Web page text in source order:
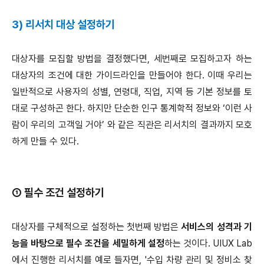
3) 리서치 대상 설정하기
대상자를 모집할 방법을 결정했다면, 세번째로 모집하고자 하는
대상자의 조건에 대한 가이드라인을 만들어야 한다. 이때 우리는
일반적으로 사용자의 성별, 연령대, 직업, 지역 등 기본 정보를 토
대로 구성하곤 한다. 하지만 단순한 인구 통계학적 정보와 ‘이런 사
람이 우리의 고객일 거야’ 와 같은 직관은 리서치의 결과까지 모호
하게 만들 수 있다.
① 필수 조건 설정하기
대상자를 구체적으로 설정하는 첫번째 방법은서비스의 성격과 기
능을 바탕으로 필수 조건을 세밀하게 설정하는 것이다. UIUX Lab
에서 진행한 리서치를 예로 들자면, '수입 차량 관리 및 정비소 찾